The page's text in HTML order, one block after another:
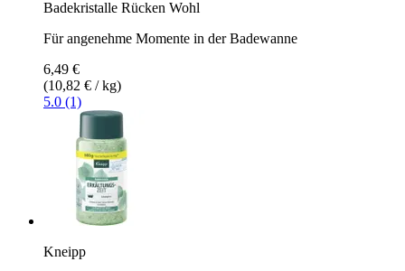
Badekristalle Rücken Wohl
Für angenehme Momente in der Badewanne
6,49 €
(10,82 € / kg)
5.0 (1)
Kneipp